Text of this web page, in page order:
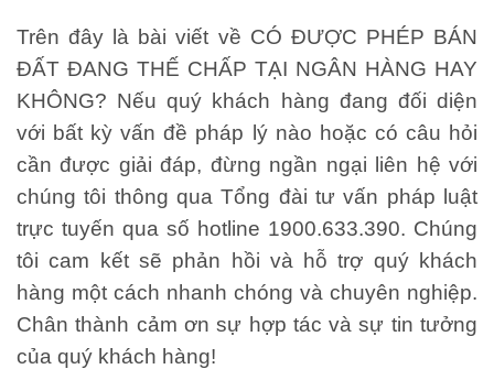
Trên đây là bài viết về CÓ ĐƯỢC PHÉP BÁN
ĐẤT ĐANG THẾ CHẤP TẠI NGÂN HÀNG HAY
KHÔNG? Nếu quý khách hàng đang đối diện
với bất kỳ vấn đề pháp lý nào hoặc có câu hỏi
cần được giải đáp, đừng ngần ngại liên hệ với
chúng tôi thông qua Tổng đài tư vấn pháp luật
trực tuyến qua số hotline 1900.633.390. Chúng
tôi cam kết sẽ phản hồi và hỗ trợ quý khách
hàng một cách nhanh chóng và chuyên nghiệp.
Chân thành cảm ơn sự hợp tác và sự tin tưởng
của quý khách hàng!